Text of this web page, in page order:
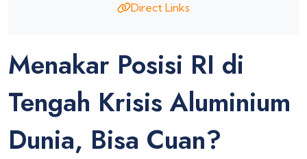
Direct Links
Menakar Posisi RI di
Tengah Krisis Aluminium
Dunia, Bisa Cuan?